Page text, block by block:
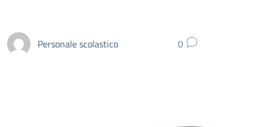
Personale scolastico 0